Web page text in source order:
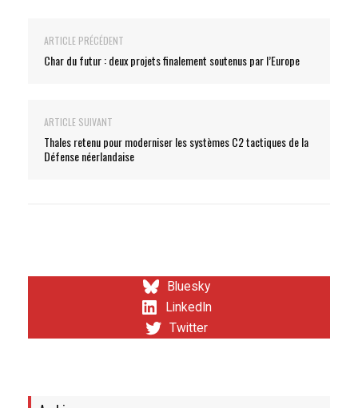
ARTICLE PRÉCÉDENT
Char du futur : deux projets finalement soutenus par l’Europe
ARTICLE SUIVANT
Thales retenu pour moderniser les systèmes C2 tactiques de la
Défense néerlandaise
Bluesky
LinkedIn
Twitter